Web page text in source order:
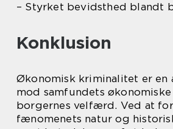
– Styrket bevidsthed blandt
Konklusion
Økonomisk kriminalitet er en
mod samfundets
borgernes velfærd. Ved at
fænomenets natur og